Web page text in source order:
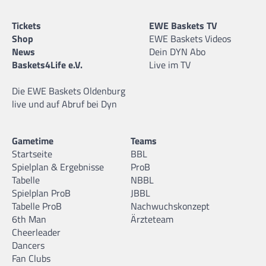
Tickets
Shop
News
Baskets4Life e.V.
Die EWE Baskets Oldenburg
live und auf Abruf bei Dyn
EWE Baskets TV
EWE Baskets Videos
Dein DYN Abo
Live im TV
Gametime
Startseite
Spielplan & Ergebnisse
Tabelle
Spielplan ProB
Tabelle ProB
6th Man
Cheerleader
Dancers
Fan Clubs
Teams
BBL
ProB
NBBL
JBBL
Nachwuchskonzept
Ärzteteam